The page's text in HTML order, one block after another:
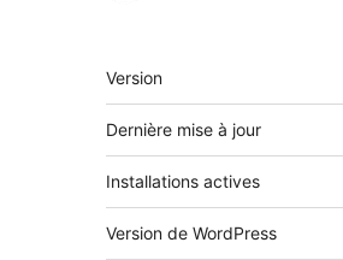
Méta
Version
Dernière mise à jour
Installations actives
Version de WordPress